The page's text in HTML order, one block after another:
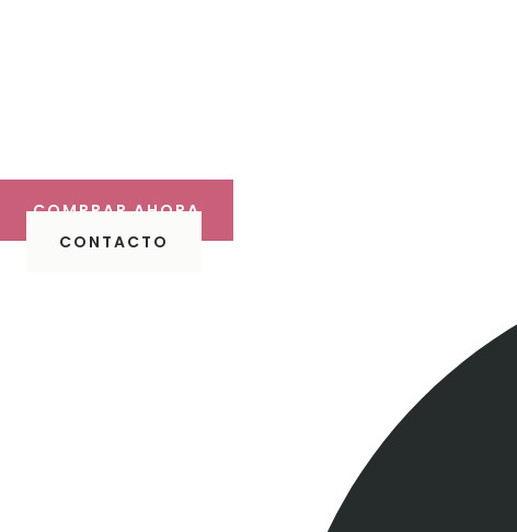
COMPRAR AHORA
CONTACTO